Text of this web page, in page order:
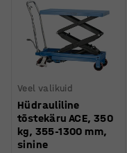
Veel valikuid
Hüdrauliline
tõstekäru ACE, 350
kg, 355-1300 mm,
sinine